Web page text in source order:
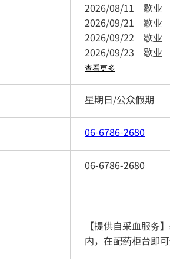
2026/08/11 歇业
2026/09/21 歇业
2026/09/22 歇业
2026/09/23 歇业
查看更多
星期日/公众假期
06-6786-2680
06-6786-2680
【提供自采血服务
内，在配药柜台即可